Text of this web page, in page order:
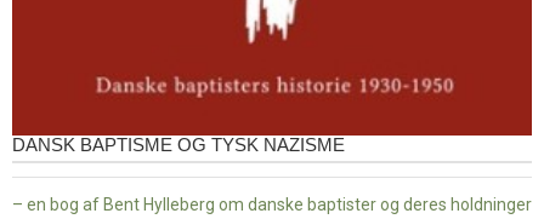
DANSK BAPTISME OG TYSK NAZISME
– en bog af Bent Hylleberg om danske baptister og deres holdninger